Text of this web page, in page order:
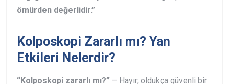
ömürden değerlidir.”
Kolposkopi Zararlı mı? Yan
Etkileri Nelerdir?
“Kolposkopi zararlı mı?” – Hayır, oldukça güvenli bir